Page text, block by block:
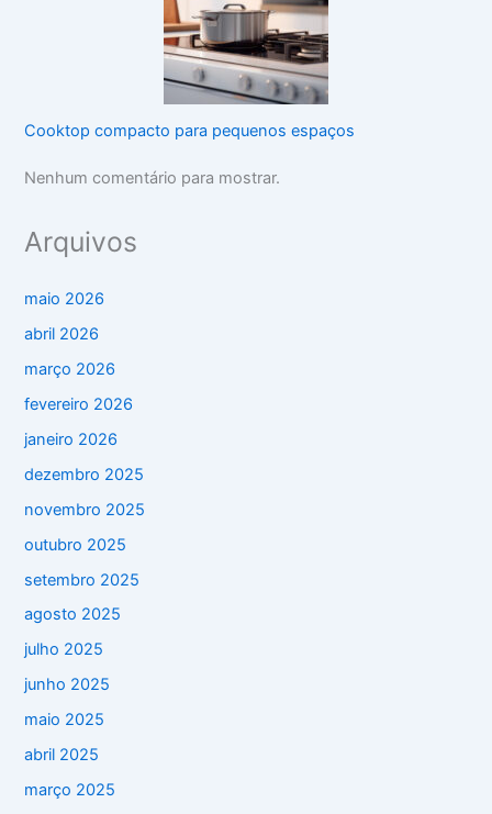
Cooktop compacto para pequenos espaços
Nenhum comentário para mostrar.
Arquivos
maio 2026
abril 2026
março 2026
fevereiro 2026
janeiro 2026
dezembro 2025
novembro 2025
outubro 2025
setembro 2025
agosto 2025
julho 2025
junho 2025
maio 2025
abril 2025
março 2025